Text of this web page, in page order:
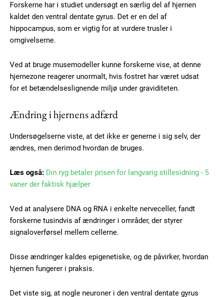
Forskerne har i studiet undersøgt en særlig del af hjernen
kaldet den ventral dentate gyrus. Det er en del af
hippocampus, som er vigtig for at vurdere trusler i
omgivelserne.
Ved at bruge musemodeller kunne forskerne vise, at denne
hjernezone reagerer unormalt, hvis fostret har været udsat
for et betændelseslignende miljø under graviditeten.
Ændring i hjernens adfærd
Undersøgelserne viste, at det ikke er generne i sig selv, der
ændres, men derimod hvordan de bruges.
Læs også: Din ryg betaler prisen for langvarig stillesidning - 5
vaner der faktisk hjælper
Ved at analysere DNA og RNA i enkelte nerveceller, fandt
forskerne tusindvis af ændringer i områder, der styrer
signaloverførsel mellem cellerne.
Disse ændringer kaldes epigenetiske, og de påvirker, hvordan
hjernen fungerer i praksis.
Det viste sig, at nogle neuroner i den ventral dentate gyrus